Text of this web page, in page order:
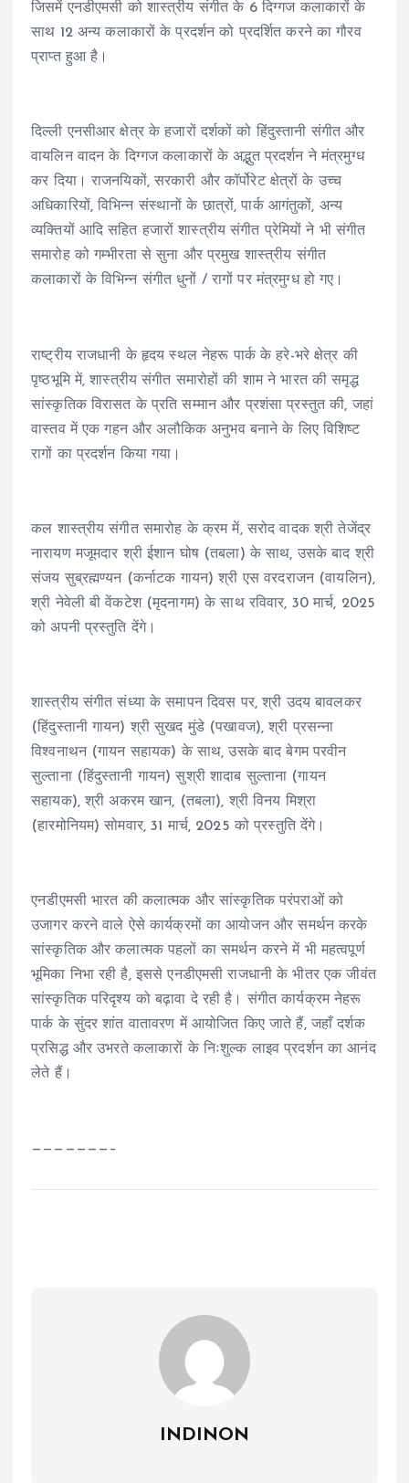
जिसमें एनडीएमसी को शास्त्रीय संगीत के 6 दिग्गज कलाकारों के
साथ 12 अन्य कलाकारों के प्रदर्शन को प्रदर्शित करने का गौरव
प्राप्त हुआ है।
दिल्ली एनसीआर क्षेत्र के हजारों दर्शकों को हिंदुस्तानी संगीत और
वायलिन वादन के दिग्गज कलाकारों के अद्भुत प्रदर्शन ने मंत्रमुग्ध
कर दिया। राजनयिकों, सरकारी और कॉर्पोरेट क्षेत्रों के उच्च
अधिकारियों, विभिन्न संस्थानों के छात्रों, पार्क आगंतुकों, अन्य
व्यक्तियों आदि सहित हजारों शास्त्रीय संगीत प्रेमियों ने भी संगीत
समारोह को गम्भीरता से सुना और प्रमुख शास्त्रीय संगीत
कलाकारों के विभिन्न संगीत धुनों / रागों पर मंत्रमुग्ध हो गए।
राष्ट्रीय राजधानी के हृदय स्थल नेहरू पार्क के हरे-भरे क्षेत्र की
पृष्ठभूमि में, शास्त्रीय संगीत समारोहों की शाम ने भारत की समृद्ध
सांस्कृतिक विरासत के प्रति सम्मान और प्रशंसा प्रस्तुत की, जहां
वास्तव में एक गहन और अलौकिक अनुभव बनाने के लिए विशिष्ट
रागों का प्रदर्शन किया गया।
कल शास्त्रीय संगीत समारोह के क्रम में, सरोद वादक श्री तेजेंद्र
नारायण मजूमदार श्री ईशान घोष (तबला) के साथ, उसके बाद श्री
संजय सुब्रह्मण्यन (कर्नाटक गायन) श्री एस वरदराजन (वायलिन),
श्री नेवेली बी वेंकटेश (मृदनागम) के साथ रविवार, 30 मार्च, 2025
को अपनी प्रस्तुति देंगे।
शास्त्रीय संगीत संध्या के समापन दिवस पर, श्री उदय बावलकर
(हिंदुस्तानी गायन) श्री सुखद मुंडे (पखावज), श्री प्रसन्ना
विश्वनाथन (गायन सहायक) के साथ, उसके बाद बेगम परवीन
सुल्ताना (हिंदुस्तानी गायन) सुश्री शादाब सुल्ताना (गायन
सहायक), श्री अकरम खान, (तबला), श्री विनय मिश्रा
(हारमोनियम) सोमवार, 31 मार्च, 2025 को प्रस्तुति देंगे।
एनडीएमसी भारत की कलात्मक और सांस्कृतिक परंपराओं को
उजागर करने वाले ऐसे कार्यक्रमों का आयोजन और समर्थन करके
सांस्कृतिक और कलात्मक पहलों का समर्थन करने में भी महत्वपूर्ण
भूमिका निभा रही है, इससे एनडीएमसी राजधानी के भीतर एक जीवंत
सांस्कृतिक परिदृश्य को बढ़ावा दे रही है। संगीत कार्यक्रम नेहरू
पार्क के सुंदर शांत वातावरण में आयोजित किए जाते हैं, जहाँ दर्शक
प्रसिद्ध और उभरते कलाकारों के निःशुल्क लाइव प्रदर्शन का आनंद
लेते हैं।
———————–
INDINON